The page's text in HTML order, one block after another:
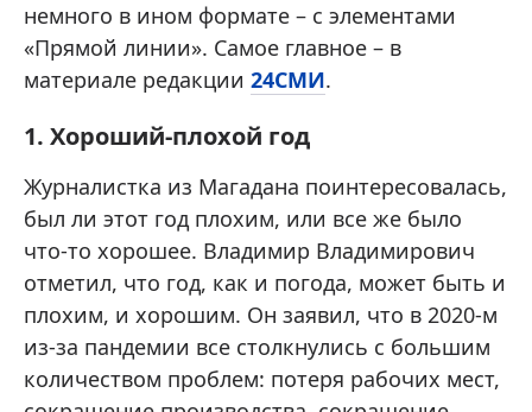
немного в ином формате – с элементами
«Прямой линии». Самое главное – в
материале редакции 24СМИ.
1. Хороший-плохой год
Журналистка из Магадана поинтересовалась,
был ли этот год плохим, или все же было
что-то хорошее. Владимир Владимирович
отметил, что год, как и погода, может быть и
плохим, и хорошим. Он заявил, что в 2020-м
из-за пандемии все столкнулись с большим
количеством проблем: потеря рабочих мест,